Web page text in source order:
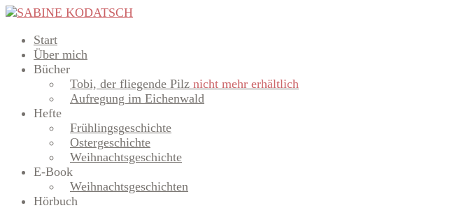
Start
Über mich
Bücher
Tobi, der fliegende Pilz nicht mehr erhältlich
Aufregung im Eichenwald
Hefte
Frühlingsgeschichte
Ostergeschichte
Weihnachtsgeschichte
E-Book
Weihnachtsgeschichten
Hörbuch